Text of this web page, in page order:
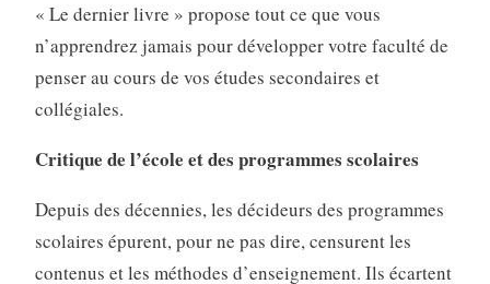
« Le dernier livre » propose tout ce que vous
n’apprendrez jamais pour développer votre faculté de
penser au cours de vos études secondaires et
collégiales.
Critique de l’école et des programmes scolaires
Depuis des décennies, les décideurs des programmes
scolaires épurent, pour ne pas dire, censurent les
contenus et les méthodes d’enseignement. Ils écartent